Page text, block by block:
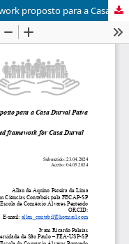
Controles internos no 3º Setor: framework proposto para a Casa Durval Paiva